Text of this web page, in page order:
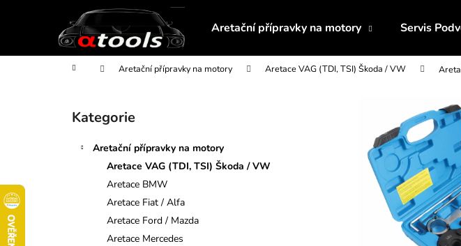
Aretační přípravky na motory Servis
Domů Aretační přípravky na motory Aretace VAG (TDI, TSI) Škoda / VW
Přeskočit
kategorie
Kategorie
Aretační přípravky na motory
Aretace VAG (TDI, TSI) Škoda / VW
Aretace BMW
Aretace Fiat / Alfa
Aretace Ford / Mazda
Aretace Mercedes
í
Zpět
do
Zpět
do
Co potřebujete
Doporučujeme